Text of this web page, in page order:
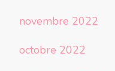
novembre 2022
octobre 2022